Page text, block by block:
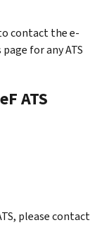
contact the e-
for any ATS
ATS
please contact